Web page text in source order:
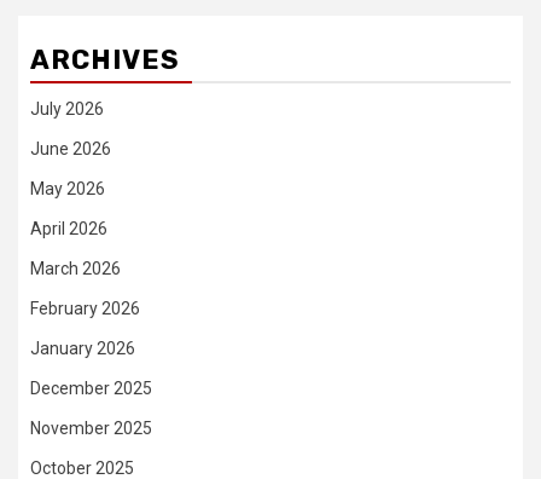
ARCHIVES
July 2026
June 2026
May 2026
April 2026
March 2026
February 2026
January 2026
December 2025
November 2025
October 2025